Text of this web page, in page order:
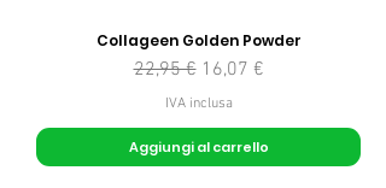
Collageen Golden Powder
Prezzo regolare
22,95 € Prezzo scontato
16,07 €
IVA inclusa
Aggiungi al carrello